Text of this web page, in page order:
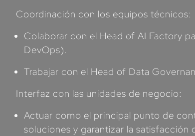
Coordinación con los equipos técnicos:
Colaborar con el Head of AI Factory
DevOps).
Trabajar con el Head of Data
Interfaz con las unidades de negocio:
Actuar como el principal punto de
soluciones y garantizar la satisfacción